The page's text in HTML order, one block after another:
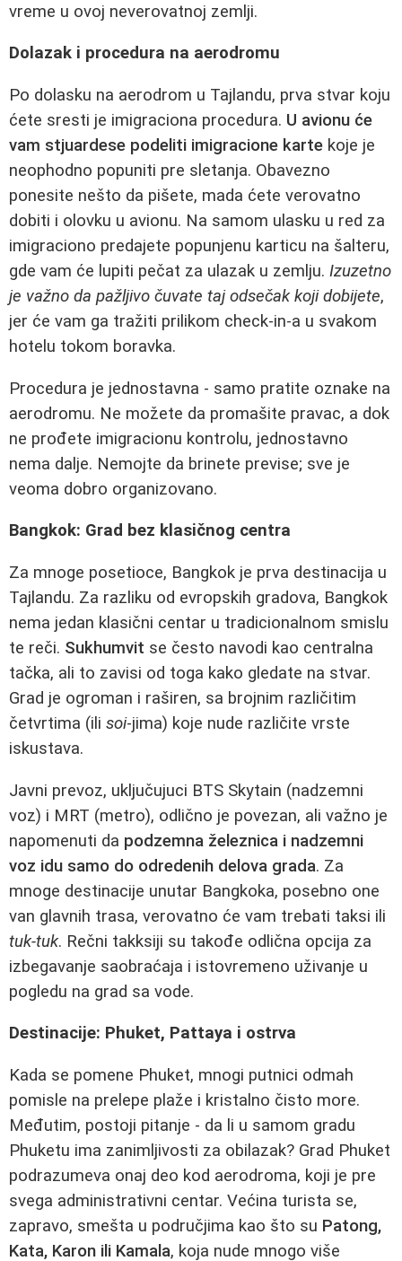
vreme u ovoj neverovatnoj zemlji.
Dolazak i procedura na aerodromu
Po dolasku na aerodrom u Tajlandu, prva stvar koju
ćete sresti je imigraciona procedura. U avionu će
vam stjuardese podeliti imigracione karte koje je
neophodno popuniti pre sletanja. Obavezno
ponesite nešto da pišete, mada ćete verovatno
dobiti i olovku u avionu. Na samom ulasku u red za
imigraciono predajete popunjenu karticu na šalteru,
gde vam će lupiti pečat za ulazak u zemlju. Izuzetno
je važno da pažljivo čuvate taj odsečak koji dobijete,
jer će vam ga tražiti prilikom check-in-a u svakom
hotelu tokom boravka.
Procedura je jednostavna - samo pratite oznake na
aerodromu. Ne možete da promašite pravac, a dok
ne prođete imigracionu kontrolu, jednostavno
nema dalje. Nemojte da brinete previse; sve je
veoma dobro organizovano.
Bangkok: Grad bez klasičnog centra
Za mnoge posetioce, Bangkok je prva destinacija u
Tajlandu. Za razliku od evropskih gradova, Bangkok
nema jedan klasični centar u tradicionalnom smislu
te reči. Sukhumvit se često navodi kao centralna
tačka, ali to zavisi od toga kako gledate na stvar.
Grad je ogroman i raširen, sa brojnim različitim
četvrtima (ili soi-jima) koje nude različite vrste
iskustava.
Javni prevoz, uključujuci BTS Skytain (nadzemni
voz) i MRT (metro), odlično je povezan, ali važno je
napomenuti da podzemna železnica i nadzemni
voz idu samo do odredenih delova grada. Za
mnoge destinacije unutar Bangkoka, posebno one
van glavnih trasa, verovatno će vam trebati taksi ili
tuk-tuk. Rečni takksiji su takođe odlična opcija za
izbegavanje saobraćaja i istovremeno uživanje u
pogledu na grad sa vode.
Destinacije: Phuket, Pattaya i ostrva
Kada se pomene Phuket, mnogi putnici odmah
pomisle na prelepe plaže i kristalno čisto more.
Međutim, postoji pitanje - da li u samom gradu
Phuketu ima zanimljivosti za obilazak? Grad Phuket
podrazumeva onaj deo kod aerodroma, koji je pre
svega administrativni centar. Većina turista se,
zapravo, smešta u područjima kao što su Patong,
Kata, Karon ili Kamala, koja nude mnogo više